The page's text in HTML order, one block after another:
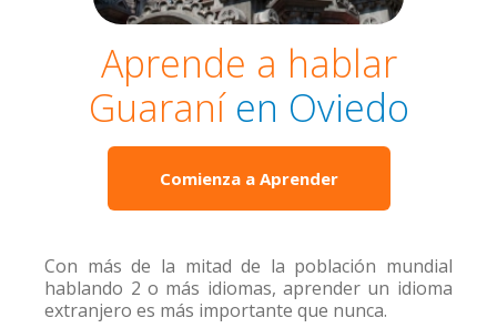
Aprende a hablar
Guaraníen Oviedo
Comienza a Aprender
Con más de la mitad de la población mundial
hablando 2 o más idiomas, aprender un idioma
extranjero es más importante que nunca.